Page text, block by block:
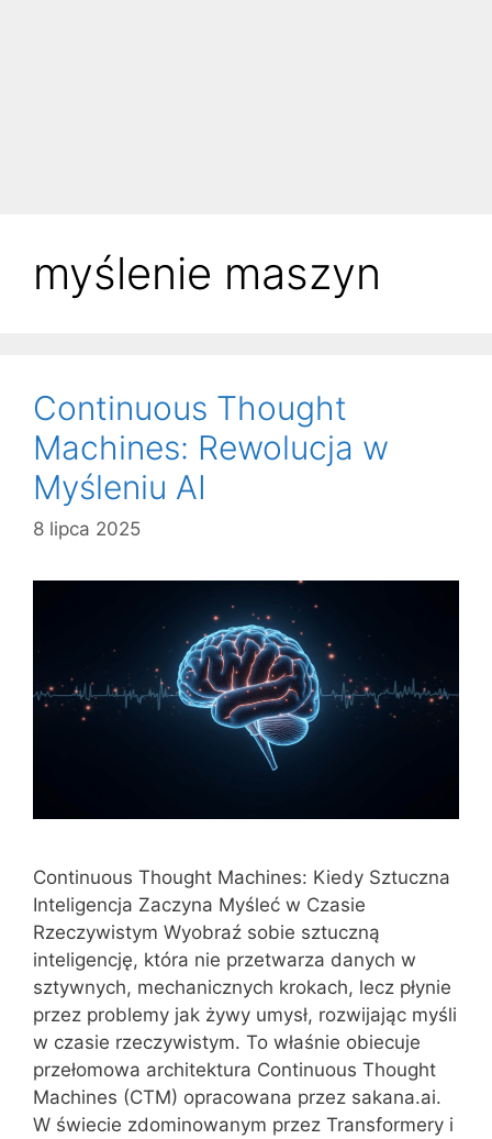
myślenie maszyn
Continuous Thought
Machines: Rewolucja w
Myśleniu AI
8 lipca 2025
Continuous Thought Machines: Kiedy Sztuczna
Inteligencja Zaczyna Myśleć w Czasie
Rzeczywistym Wyobraź sobie sztuczną
inteligencję, która nie przetwarza danych w
sztywnych, mechanicznych krokach, lecz płynie
przez problemy jak żywy umysł, rozwijając myśli
w czasie rzeczywistym. To właśnie obiecuje
przełomowa architektura Continuous Thought
Machines (CTM) opracowana przez sakana.ai.
W świecie zdominowanym przez Transformery i